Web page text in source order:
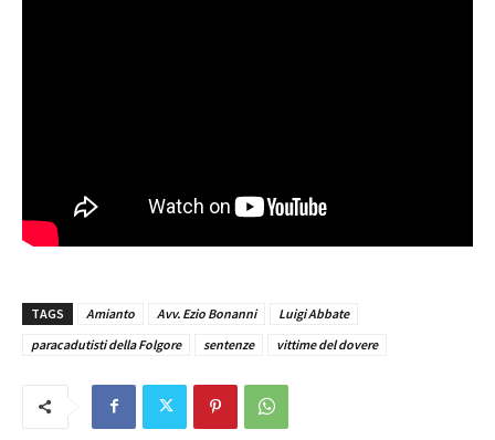
TAGS Amianto Avv. Ezio Bonanni
Luigi Abbate
paracadutisti della Folgore
sentenze vittime del dovere